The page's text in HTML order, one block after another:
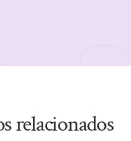
relacionados